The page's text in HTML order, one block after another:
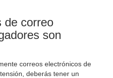
de correo
son
correos electrónicos de
deberás tener un